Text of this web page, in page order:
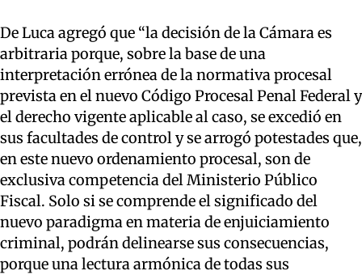
De Luca agregó que “la decisión de la Cámara es
arbitraria porque, sobre la base de una
interpretación errónea de la normativa procesal
prevista en el nuevo Código Procesal Penal Federal y
el derecho vigente aplicable al caso, se excedió en
sus facultades de control y se arrogó potestades que,
en este nuevo ordenamiento procesal, son de
exclusiva competencia del Ministerio Público
Fiscal. Solo si se comprende el significado del
nuevo paradigma en materia de enjuiciamiento
criminal, podrán delinearse sus consecuencias,
porque una lectura armónica de todas sus